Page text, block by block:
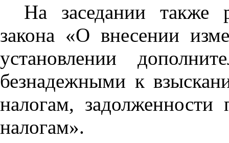
На заседании также
закона «О внесении
установлении
безнадежными к
налогам,
налогам».